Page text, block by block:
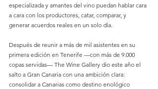
especializada y amantes del vino puedan hablar cara
a cara con los productores, catar, comparar, y
generar acuerdos reales en un solo día.
Después de reunir a más de mil asistentes en su
primera edición en Tenerife —con más de 9.000
copas servidas— The Wine Gallery dio este año el
salto a Gran Canaria con una ambición clara:
consolidar a Canarias como destino enológico